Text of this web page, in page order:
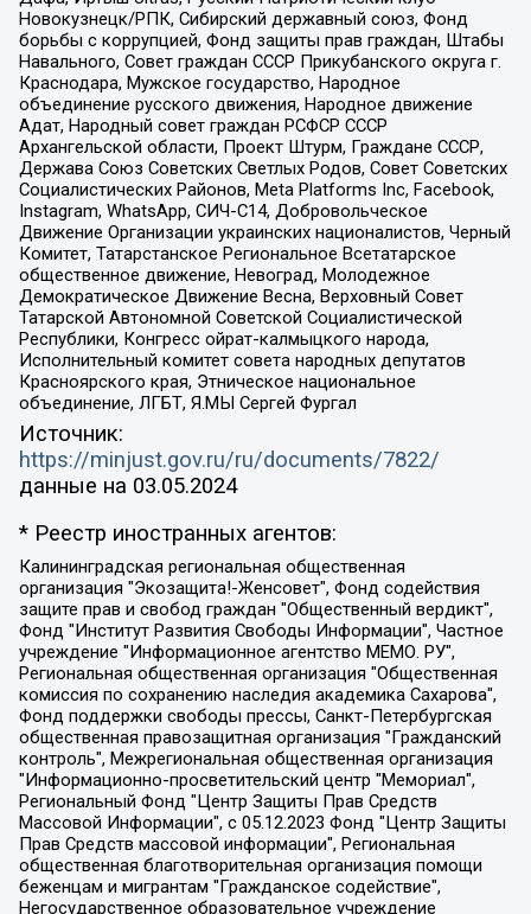
Новокузнецк/РПК, Сибирский державный союз, Фонд
борьбы с коррупцией, Фонд защиты прав граждан, Штабы
Навального, Совет граждан СССР Прикубанского округа г.
Краснодара, Мужское государство, Народное
объединение русского движения, Народное движение
Адат, Народный совет граждан РСФСР СССР
Архангельской области, Проект Штурм, Граждане СССР,
Держава Союз Советских Светлых Родов, Совет Советских
Социалистических Районов, Meta Platforms Inc, Facebook,
Instagram, WhatsApp, СИЧ-С14, Добровольческое
Движение Организации украинских националистов, Черный
Комитет, Татарстанское Региональное Всетатарское
общественное движение, Невоград, Молодежное
Демократическое Движение Весна, Верховный Совет
Татарской Автономной Советской Социалистической
Республики, Конгресс ойрат-калмыцкого народа,
Исполнительный комитет совета народных депутатов
Красноярского края, Этническое национальное
объединение, ЛГБТ, Я.МЫ Сергей Фургал
Источник:
https://minjust.gov.ru/ru/documents/7822/
данные на 03.05.2024
* Реестр иностранных агентов:
Калининградская региональная общественная организация "Экозащита!-Женсовет", Фонд содействия защите прав и свобод граждан "Общественный вердикт", Фонд "Институт Развития Свободы Информации", Частное учреждение "Информационное агентство МЕМО. РУ", Региональная общественная организация "Общественная комиссия по сохранению наследия академика Сахарова", Фонд поддержки свободы прессы, Санкт-Петербургская общественная правозащитная организация "Гражданский контроль", Межрегиональная общественная организация "Информационно-просветительский центр "Мемориал", Региональный Фонд "Центр Защиты Прав Средств Массовой Информации", с 05.12.2023 Фонд "Центр Защиты Прав Средств массовой информации", Региональная общественная благотворительная организация помощи беженцам и мигрантам "Гражданское содействие", Негосударственное образовательное учреждение дополнительного профессионального образования (повышение квалификации) специалистов "АКАДЕМИЯ ПО ПРАВАМ ЧЕЛОВЕКА", Свердловская региональная общественная организация "Сутяжник", Автономная некоммерческая организация "Центр независимых социологических исследований", Союз общественных объединений "Российский исследовательский центр по правам человека", Региональное общественное учреждение научно-информационный центр "МЕМОРИАЛ", Некоммерческая организация "Фонд защиты гласности", Автономная некоммерческая организация "Институт прав человека", Городская общественная организация "Екатеринбургское общество "МЕМОРИАЛ", Городская общественная организация "Рязанское историко-просветительское и правозащитное общество "Мемориал" (Рязанский Мемориал), Челябинский региональный орган общественной самодеятельности – женское общественное объединение "Женщины Евразии", Челябинский региональный орган общественной самодеятельности "Уральская правозащитная группа", Фонд содействия защите здоровья и социальной справедливости имени Андрея Рылькова, Автономная Некоммерческая Организация "Аналитический Центр Юрия Левады", Автономная некоммерческая организация социальной поддержки населения "Проект Апрель", Региональная общественная организация помощи женщинам и детям, находящимся в кризисной ситуации "Информационно-методический центр "Анна", Фонд содействия развитию массовых коммуникаций и правовому просвещению "Так-так-Так", Фонд содействия устойчивому развитию "Серебряная тайга", Свердловский региональный общественный фонд социальных проектов "Новое время", "Idel.Реалии", Кавказ.Реалии, Крым.Реалии, Телеканал Настоящее Время, Татаро-башкирская служба Радио Свобода (Azatliq Radiosi), Радио Свободная Европа/Радио Свобода (PCE/PC), "Сибирь.Реалии", "Фактограф", Благотворительный фонд помощи осужденным и их семьям, Автономная некоммерческая организация "Институт глобализации и социальных движений", Фонд "В защиту прав заключенных", Частное учреждение "Центр поддержки и содействия развитию средств массовой информации", Пензенский региональный общественный благотворительный фонд "Гражданский союз", "Север.Реалии", Некоммерческая организация Фонд "Правовая инициатива", Общество с ограниченной ответственностью "Радио Свободная Европа/Радио Свобода", Чешское информационное агентство "MEDIUM-ORIENT", Красноярская региональная общественная организация "Мы против СПИДа", Камалягин Денис Николаевич, Маркелов Сергей Евгеньевич, Пономарев Лев Александрович, Савицкая Людмила Алексеевна, Автономная некоммерческая организация "Центр по работе с проблемой насилия "НАСИЛИЮ.НЕТ", Межрегиональный профессиональный союз работников здравоохранения "Альянс врачей", Юридическое лицо, зарегистрированное в Латвийской Республике, SIA "Medusa Project" (регистрационный номер 40103797863, дата регистрации 10.06.2014), Некоммерческая организация "Фонд по борьбе с коррупцией", Автономная некоммерческая организация "Институт права и публичной политики", Баданин Роман Сергеевич, Гликин Максим Александрович, Железнова Мария Михайловна, Лукьянова Юлия Сергеевна, Маетная Елизавета Витальевна, Маняхин Петр Борисович, Чуракова Ольга Владимировна, Ярош Юлия Петровна, Юридическое лицо "The Insider SIA", зарегистрированное в Риге, Латвийская Республика (дата регистрации 26.06.2015), являющееся администратором доменного имени интернет-издания "The Insider SIA", https://theins.ru, Постернак Алексей Евгеньевич, Рубин Михаил Аркадьевич, Анин Роман Александрович, Юридическое лицо Istories fonds, зарегистрированное в Латвийской Республике (регистрационный номер 50008295751, дата регистрации 24.02.2020), Великовский Дмитрий Александрович, Долинина Ирина Николаевна, Мароховская Алеся Алексеевна, Шлейнов Роман Юрьевич, Шмагун Олеся Валентиновна, Общество с ограниченной ответственностью "Альтаир 2021", Общество с ограниченной ответственностью "Вега 2021", Общество с ограниченной ответственностью "Главный редактор 2021", Общество с ограниченной ответственностью "Ромашки монолит", Важенков Артем Валерьевич, Ивановская областная общественная организация "Центр гендерных исследований", Гурман Юрий Альбертович, Медиапроект "ОВД-Инфо", Егоров Владимир Владимирович, Жилинский Владимир Александрович, Общество с ограниченной ответственностью "ЗП", Иванова София Юрьевна, Карезина Инна Павловна, Кильтау Екатерина Викторовна, Петров Алексей Викторович, Пискунов Сергей Евгеньевич, Смирнов Сергей Сергеевич, Тихонов Михаил Сергеевич, Общество с ограниченной ответственностью "ЖУРНАЛИСТ-ИНОСТРАННЫЙ АГЕНТ", Арапова Галина Юрьевна, Вольтская Татьяна Анатольевна, Американская компания "Mason G.E.S. Anonymous Foundation" (США), являющаяся владельцем интернет-издания https://mnews.world/, Компания "Stichting Bellingcat", зарегистрированная в Нидерландах (дата регистрации 11.07.2018), Захаров Андрей Вячеславович, Клепиковская Екатерина Дмитриевна, Общество с ограниченной ответственностью "МЕМО", Перл Роман Александрович, Симонов Евгений Алексеевич, Соловьева Елена Анатольевна, Сотников Даниил Владимирович, Сурначева Елизавета Дмитриевна, Автономная некоммерческая организация по защите прав человека и информированию населения "Якутия – Наше Мнение", Общество с ограниченной ответственностью "Москоу диджитал медиа", с 26.01.2023 Общество с ограниченной ответственностью "Чайка Белые сады", Ветошкина Валерия Валерьевна, Заговора Максим Александрович, Межрегиональное общественное движение "Российская ЛГБТ - сеть", Оленичев Максим Владимирович, Павлов Иван Юрьевич, Скворцова Елена Сергеевна, Общество с ограниченной ответственностью "Как бы инагент", Кочетков Игорь Викторович, Общество с ограниченной ответственностью "Честные выборы", Еланчик Олег Александрович, Общество с ограниченной ответственностью "Нобелевский призыв", Гималова Регина Эмилевна, Григорьев Андрей Валерьевич, Григорьева Алина Александровна, Ассоциация по содействию защите прав призывников, альтернативнослужащих и военнослужащих "Правозащитная группа "Гражданин.Армия.Право", Хисамова Регина Фаритовна, Автономная некоммерческая организация по реализации социально-правовых программ "Лилит", Дальневосточное общественное движение "Маяк", Санкт-Петербургская ЛГБТ-инициативная группа "Выход", Инициативная группа ЛГБТ+ "Реверс", Алексеев Андрей Викторович, Бекбулатова Таисия Львовна, Беляев Иван Михайлович, Владыкина Елена Сергеевна, Гельман Марат Александрович, Никульшина Вероника Юрьевна, Толоконникова Надежда Андреевна, Шендерович Виктор Анатольевич, Общество с ограниченной ответственностью "Данное сообщение", Общество с ограниченной ответственностью Издательский дом "Новая глава", Айнбиндер Александра Александровна, Московский комьюнити-центр для ЛГБТ+инициатив, Благотворительный фонд развития филантропии, Deutsche Welle (Германия, Kurt-Schumacher-Strasse 3, 53113 Bonn), Борзунова Мария Михайловна, Воробьев Виктор Викторович, Голубева Анна Львовна, Константинова Алла Михайловна, Малкова Ирина Владимировна, Мурадов Мурад Абдулгалимович, Осетинская Елизавета Николаевна, Понасенков Евгений Николаевич, Ганапольский Матвей Юрьевич, Киселев Евгений Алексеевич, Борухович Ирина Григорьевна, Дремин Иван Тимофеевич, Дубровский Дмитрий Викторович, Красноярская региональная общественная организация поддержки и развития альтернативных образовательных технологий и межкультурных коммуникаций "ИНТЕРРА", Маяковская Екатерина Алексеевна, Фейгин Марк Захарович, Филимонов Андрей Викторович, Дзугкоева Регина Николаевна, Доброхотов Роман Александрович, Дудь Юрий Александрович, Елкин Сергей Владимирович, Кругликов Кирилл Игоревич, Сабунаева Мария Леонидовна, Семенов Алексей Владимирович, Шаинян Карен Багратович, Шульман Екатерина Михайловна, Асафьев Артур Валерьевич, Вахштайн Виктор Семенович, Венедиктов Алексей Алексеевич, Лушникова Екатерина Евгеньевна, Волков Леонид Михайлович, Невзоров Александр Глебович, Пархоменко Сергей Борисович, Сироткин Ярослав Николаевич, Кара-Мурза Владимир Владимирович, Баранова Наталья Владимировна, Гозман Леонид Яковлевич, Кагарлицкий Борис Юльевич, Климарев Михаил Валерьевич, Милов Владимир Станиславович, Автономная некоммерческая организация Краснодарский центр современного искусства "Типография", Моргенштерн Алишер Тагирович, Соболь Любовь Эдуардовна, Общество с ограниченной ответственностью "ЛИЗА НОРМ", Каспаров Гарри Кимович, Ходорковский Михаил Борисович, Общество с ограниченной ответственностью "Апрельские тезисы", Данилович Ирина Брониславовна, Кашин Олег Владимирович, Петров Николай Владимирович, Пивоваров Алексей Владимирович, Соколов Михаил Владимирович, Цветкова Юлия Владимировна, Чичваркин Евгений Александрович, Комитет против пыток/Команда против пыток, Общество с ограниченной ответственностью "Первый научный", Общество с ограниченной ответственностью "Вертолет и ко", Белоцерковская Вероника Борисовна, Кац Максим Евгеньевич, Лазарева Татьяна Юрьевна, Шаведдинов Руслан Табризович, Яшин Илья Валерьевич, Общество с ограниченной ответственностью "Иноагент ААВ", Алешковский Дмитрий Петрович, Альбац Евгения Марковна, Быков Дмитрий Львович, Галямина Юлия Евгеньевна, Лойко Сергей Леонидович, Мартынов Кирилл Константинович, Медведев Сергей Александрович, Крашенинников Федор Геннадиевич, Гордеева Катерина Вл